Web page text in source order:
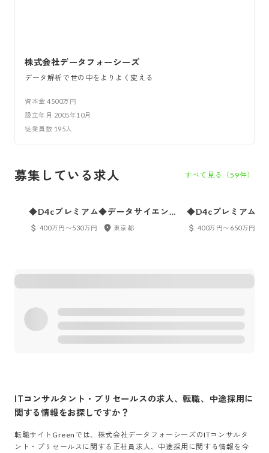
株式会社データフォーシーズ
データ解析で世の中をよりよく変える
資本金4500万円
設立年月 2005年10月
従業員数 195人
募集している求人 すべて見る（59件）
◆D4cプレミアム◆データサイエン
ティスト候補／未経験からデータサ
400万円〜530万円 東京都
◆D4cプレミアム◆
ティスト／幅広い
400万円〜650万円
ITコンサルタント・プリセールスの求人、転職、中途採用に
関する情報をお探しですか？
転職サイトGreenでは、 株式会社データフォーシーズのITコンサルタ
ント・プリセールス に関する正社員求人、中途採用に関する情報を今